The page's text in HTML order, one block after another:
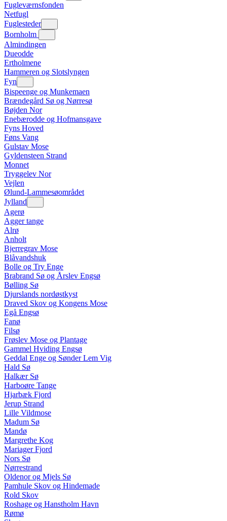
Fugleværnsfonden
Netfugl
Fuglesteder
Bornholm
Almindingen
Dueodde
Ertholmene
Hammeren og Slotslyngen
Fyn
Bispeenge og Munkemaen
Brændegård Sø og Nørresø
Bøjden Nor
Enebærodde og Hofmansgave
Fyns Hoved
Føns Vang
Gulstav Mose
Gyldensteen Strand
Monnet
Tryggelev Nor
Vejlen
Ølund-Lammesøområdet
Jylland
Agerø
Agger tange
Alrø
Anholt
Bjerregrav Mose
Blåvandshuk
Bolle og Try Enge
Brabrand Sø og Årslev Engsø
Bølling Sø
Djurslands nordøstkyst
Draved Skov og Kongens Mose
Egå Engsø
Fanø
Filsø
Frøslev Mose og Plantage
Gammel Hviding Engsø
Geddal Enge og Sønder Lem Vig
Hald Sø
Halkær Sø
Harboøre Tange
Hjarbæk Fjord
Jerup Strand
Lille Vildmose
Madum Sø
Mandø
Margrethe Kog
Mariager Fjord
Nors Sø
Nørrestrand
Oldenor og Mjels Sø
Pamhule Skov og Hindemade
Rold Skov
Roshage og Hanstholm Havn
Rømø